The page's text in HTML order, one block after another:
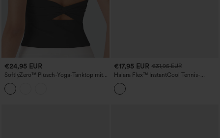
€24,95 EUR
SoftlyZero™ Plüsch-Yoga-Tanktop mit
Cut-out für DD-F-Cupgrößen
€17,95 EUR €31,95 EUR
Halara Flex™ InstantCool Tennis-
Tanktop aus gewaschenem Denim